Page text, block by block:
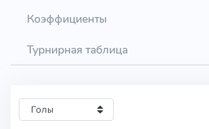
Коэффициенты
Турнирная таблица